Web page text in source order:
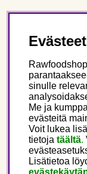
Seuraa meitä
Tämä on
Finland
sinulle
Me ja
evästeitä
Voit lukea
tietoja täältä.
Lisätietoa